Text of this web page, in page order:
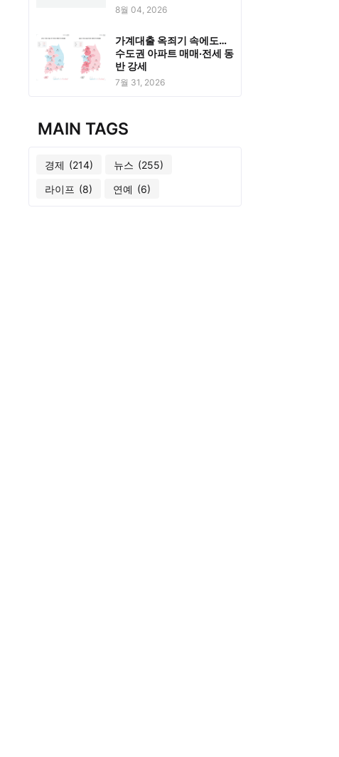
8월 04, 2026
가계대출 옥죄기 속에도…
수도권 아파트 매매·전세 동
반 강세
7월 31, 2026
MAIN TAGS
경제 (214) 뉴스 (255)
라이프 (8) 연예 (6)